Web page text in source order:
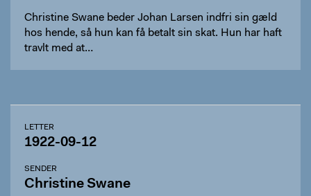
Christine Swane beder Johan Larsen indfri sin gæld
hos hende, så hun kan få betalt sin skat. Hun har haft
travlt med at…
LETTER
1922-09-12
SENDER
Christine Swane